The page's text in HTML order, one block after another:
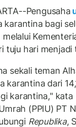
Pengusaha
karantina bagi
tuju hari menjadi
sekali teman
karantina dari
karantina," kata
(PPIU) PT
Republika,